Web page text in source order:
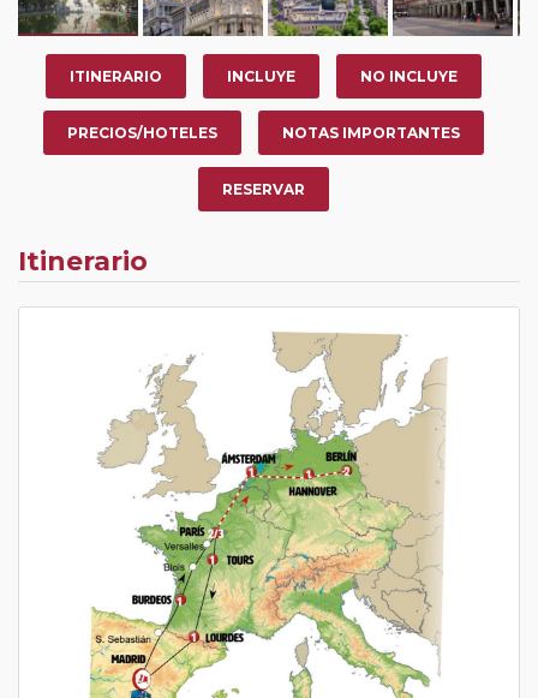
ITINERARIO INCLUYE NO INCLUYE
PRECIOS/HOTELES NOTAS IMPORTANTES
RESERVAR
Itinerario